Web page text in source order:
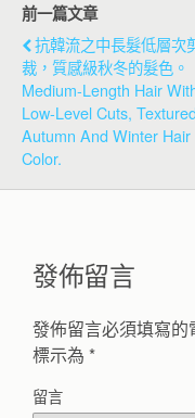
前一篇文章
抗韓流之中長髮低層次
裁，質感級秋冬的髮色。
Medium-Length Hair
Low-Level Cuts, Textured
Autumn And Winter Hair
Color.
發佈留言
發佈留言必須填寫的
標示為 *
留言